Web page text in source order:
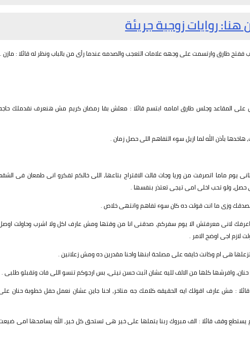
هنا: روايات زوجية جريئة
طارق وارتسمت على وجهه علامات التعجب والصدمه عندما رأى من بالباب ونظر له قائلا : مازن .
على المقاعد وجلس طارق امامه ابتسم قائلا : معلش بقا رمضان كريم مش هنعرف نقدملك
بأذن الله لما ازيل سوء التفاهم اللى حصل زمان .
يوم ماما اتصرفت من وريا وجات قالت الاقتراح بتاعها، اللى خالكم تفكرو انى طمعان فى
ولو تحب اخلى امى تيجى تعتذر بنفسها .
مصدقك وزى ما انت قولت ده كان سوء تفاهم وانتهى خلاص .
اعرفك لانى معرفتش الا يوم سفركم، صدقنى انا من وقتها ومش عارف اكل ولا اشرب وحاولت
اجى اوضح الامر .
هى ام وكانت خايفه على مصلحة ابنها واحنا مقدرين ده ومش زعلانين .
حنان، وافرشها كلها من الالف لليه عشان اثبت حسن نيتى، بس ارجوكم تنسو اللى فات وتقبلو طلبى .
: مش عارف اقولك ايه الحقيقه كلامك جه متاخر، احنا جاين عشان نعمل حفل خطوبة حنان
يستطع وقف قائلا : الف مبروك ربنا يتملها على خير هى تستحق كل خير، الله يسامحها امى